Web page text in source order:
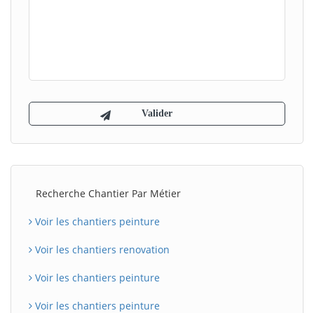
Recherche Chantier Par Métier
Voir les chantiers peinture
Voir les chantiers renovation
Voir les chantiers peinture
Voir les chantiers peinture